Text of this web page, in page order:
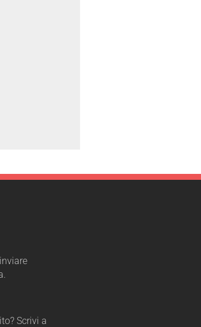
Scrivi a